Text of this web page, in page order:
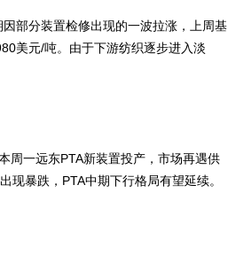
部分装置检修出现的一波拉涨，上周基
美元/吨。由于下游纺织逐步进入淡
一远东PTA新装置投产，市场再遇供
现暴跌，PTA中期下行格局有望延续。